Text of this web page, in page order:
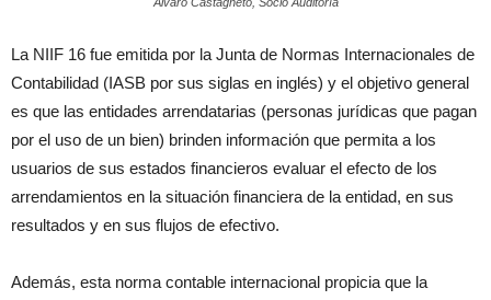
La NIIF 16 fue emitida por la Junta de Normas Internacionales de
Contabilidad (IASB por sus siglas en inglés) y el objetivo general
es que las entidades arrendatarias (personas jurídicas que pagan
por el uso de un bien) brinden información que permita a los
usuarios de sus estados financieros evaluar el efecto de los
arrendamientos en la situación financiera de la entidad, en sus
resultados y en sus flujos de efectivo.
Además, esta norma contable internacional propicia que la